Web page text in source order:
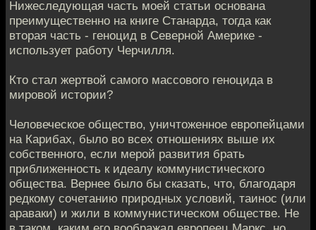
Нижеследующая часть моей статьи основана
преимущественно на книге Станарда, тогда как
вторая часть - геноцид в Северной Америке -
использует работу Черчилля.
Кто стал жертвой самого массового геноцида в
мировой истории?
Человеческое общество, уничтоженное европейцами
на Карибах, было во всех отношениях выше их
собственного, если мерой развития брать
приближенность к идеалу коммунистического
общества. Вернее было бы сказать, что, благодаря
редкому сочетанию природных условий, таинос (или
араваки) и жили в коммунистическом обществе. Не